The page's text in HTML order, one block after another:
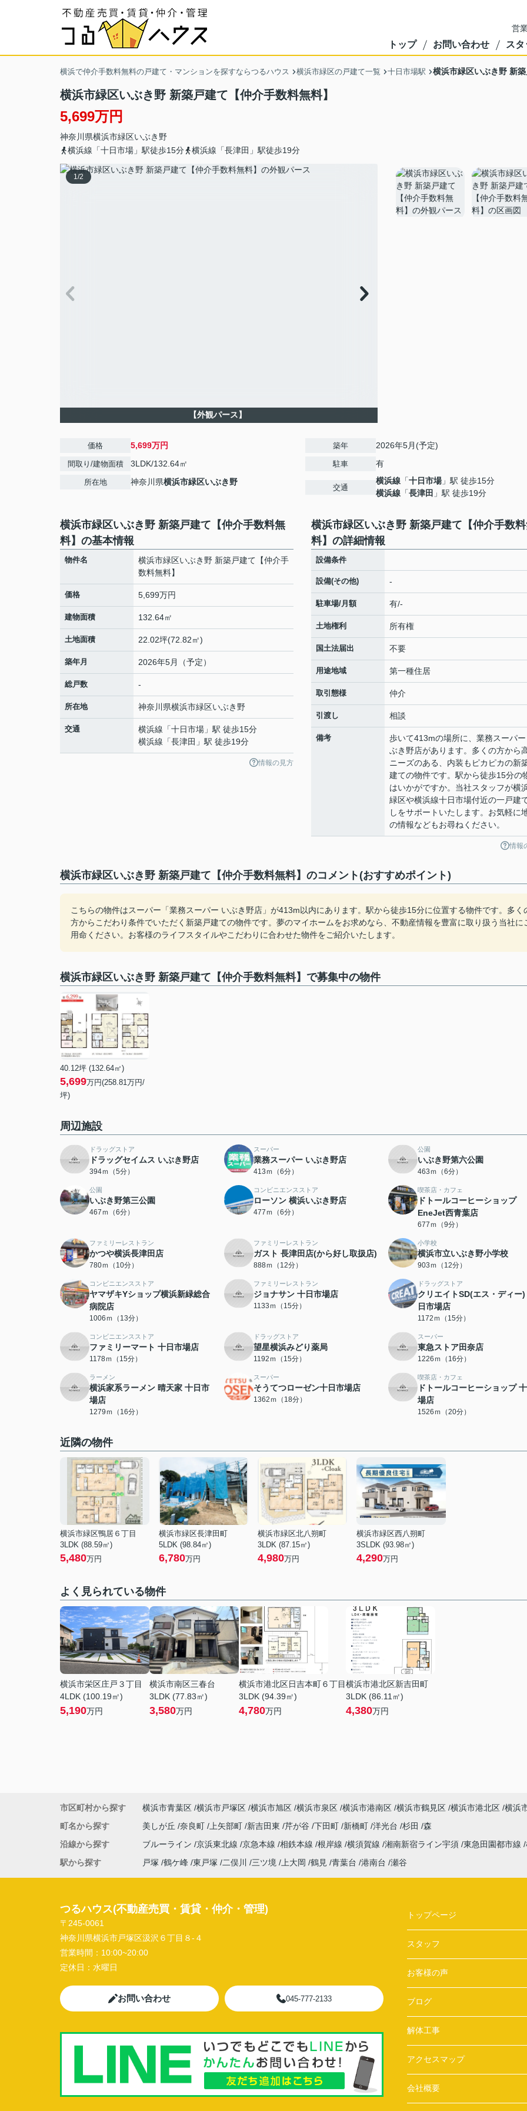
営
トップ お問い合わせ ス
横浜で仲介手数料無料の戸建て・マンションを探すならつるハウス 横浜市緑区の戸建て一覧 十日市場駅 横浜市緑区いぶき野 新
横浜市緑区いぶき野 新築戸建て【仲介手数料無料】
5,699万円
神奈川県横浜市緑区いぶき野
横浜線「十日市場」駅徒歩15分
横浜線「長津田」駅徒歩19分
1/2
【外観パース】
価格 5,699万円
間取り/建物面積 3LDK/132.64㎡
所在地 神奈川県横浜市緑区いぶき野
築年 2026年5月(予定)
駐車 有
交通
横浜線 「十日市場」駅 徒歩15分
横浜線 「長津田 」駅 徒歩19分
横浜市緑区いぶき野 新築戸建て【仲介手数料無
料】の基本情報
物件名
横浜市緑区いぶき野 新築戸建て【仲介手
数料無料】
価格 5,699万円
建物面積 132.64㎡
土地面積 22.02坪(72.82㎡)
築年月 2026年5月（予定）
総戸数 -
所在地 神奈川県横浜市緑区いぶき野
交通 横浜線 「十日市場 」駅 徒歩15分
横浜線 「長津田 」駅 徒歩19分
情報の見方
横浜市緑区いぶき野 新築戸建て【仲介手数
料】の詳細情報
設備条件
設備(その他) -
駐車場/月額 有/-
土地権利 所有権
国土法届出 不要
用途地域 第一種住居
取引態様 仲介
引渡し 相談
備考
歩いて413mの場所に、業務スーパ
ぶき野店があります。多くの方から
ニーズのある、内装もピカピカの新
建ての物件です。駅から徒歩15分の
はいかがですか。当社スタッフが横
緑区や横浜線十日市場付近の一戸建
しをサポートいたします。お気軽に
の情報などもお尋ねください。
情報
横浜市緑区いぶき野 新築戸建て【仲介手数料無料】のコメント(おすすめポイント)
こちらの物件はスーパー「業務スーパー いぶき野店」が413m以内にあります。駅から徒歩15分に位置する物件です。多く
方からこだわり条件でいただく新築戸建ての物件です。夢のマイホームをお求めなら、不動産情報を豊富に取り扱う当社に
用命ください。お客様のライフスタイルやこだわりに合わせた物件をご紹介いたします。
横浜市緑区いぶき野 新築戸建て【仲介手数料無料】で募集中の物件
40.12坪 (132.64㎡)
5,699万円(258.81万円/
坪)
周辺施設
ドラッグストア
ドラッグセイムス いぶき野店
394ｍ（5分）
スーパー
業務スーパー いぶき野店
413ｍ（6分）
公園
いぶき野第六公園
463ｍ（6分）
公園
いぶき野第三公園
467ｍ（6分）
コンビニエンスストア
ローソン 横浜いぶき野店
477ｍ（6分）
喫茶店・カフェ
ドトールコーヒーショップ
EneJet西青葉店
677ｍ（9分）
ファミリーレストラン
かつや横浜長津田店
780ｍ（10分）
ファミリーレストラン
ガスト 長津田店(から好し取扱店)
888ｍ（12分）
小学校
横浜市立いぶき野小学校
903ｍ（12分）
コンビニエンスストア
ヤマザキYショップ横浜新緑総合
病院店
1006ｍ（13分）
ファミリーレストラン
ジョナサン 十日市場店
1133ｍ（15分）
ドラッグストア
クリエイトSD(エス・ディー
日市場店
1172ｍ（15分）
コンビニエンスストア
ファミリーマート 十日市場店
1178ｍ（15分）
ドラッグストア
望星横浜みどり薬局
1192ｍ（15分）
スーパー
東急ストア田奈店
1226ｍ（16分）
ラーメン
横浜家系ラーメン 晴天家 十日市
場店
1279ｍ（16分）
スーパー
そうてつローゼン十日市場店
1362ｍ（18分）
喫茶店・カフェ
ドトールコーヒーショップ
場店
1526ｍ（20分）
近隣の物件
横浜市緑区鴨居６丁目
3LDK (88.59㎡)
5,480万円
横浜市緑区長津田町
5LDK (98.84㎡)
6,780万円
横浜市緑区北八朔町
3LDK (87.15㎡)
4,980万円
横浜市緑区西八朔町
3SLDK (93.98㎡)
4,290万円
よく見られている物件
横浜市栄区庄戸３丁目
4LDK (100.19㎡)
5,190万円
横浜市南区三春台
3LDK (77.83㎡)
3,580万円
横浜市港北区日吉本町６丁目
3LDK (94.39㎡)
4,780万円
横浜市港北区新吉田町
3LDK (86.11㎡)
4,380万円
市区町村から探す 横浜市青葉区 横浜市戸塚区 横浜市旭区 横浜市泉区 横浜市港南区 横浜市鶴見区 横浜市港北区 横浜
町名から探す
美しが丘 奈良町 上矢部町 新吉田東 芹が谷 下田町 新橋町 洋光台 杉田
森
沿線から探す
ブルーライン 京浜東北線 京急本線 相鉄本線 根岸線 横須賀線 湘南新宿ライン宇須 東急田園都市線
駅から探す
戸塚 鶴ケ峰 東戸塚 二俣川 三ツ境 上大岡 鶴見 青葉台 港南台 瀬谷
つるハウス(不動産売買・賃貸・仲介・管理)
〒245-0061
神奈川県横浜市戸塚区汲沢６丁目８-４
営業時間： 10:00~20:00
定休日： 水曜日
お問い合わせ 045-777-2133
トップページ
スタッフ
お客様の声
ブログ
解体工事
アクセスマップ
会社概要